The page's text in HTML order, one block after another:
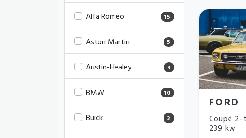
Alfa Romeo 15
Aston Martin 5
Austin-Healey 3
BMW 10
Buick 2
FORD
Coupé
239 kw